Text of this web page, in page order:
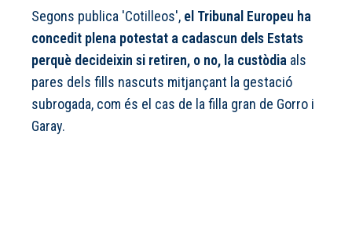
Segons publica 'Cotilleos', el Tribunal Europeu ha
concedit plena potestat a cadascun dels Estats
perquè decideixin si retiren, o no, la custòdia als
pares dels fills nascuts mitjançant la gestació
subrogada, com és el cas de la filla gran de Gorro i
Garay.